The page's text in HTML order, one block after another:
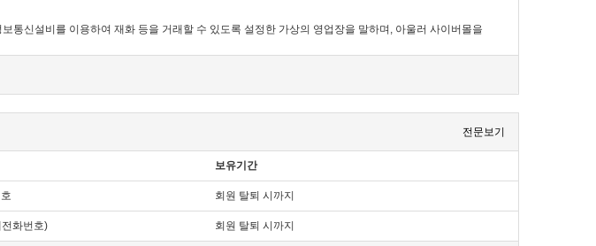
통신설비를 이용하여 재화 등을 거래할 수 있도록 설정한 가상의 영업장을 말하며, 아울러 사이버몰을
주소를 포함), 전화번호·모사전송번호·전자우편주소, 사업자등록번호, 통신판매업 신고번호,
다만, 약관의 내용은 이용자가 연결화면을 통하여 볼 수 있도록 할 수 있습니다.
과 같은 중요한 내용을 이용자가 이해할 수 있도록 별도의 연결화면 또는 팝업화면 등을 제공하여
전문보기
보유기간
회원 탈퇴 시까지
화번호) 회원 탈퇴 시까지